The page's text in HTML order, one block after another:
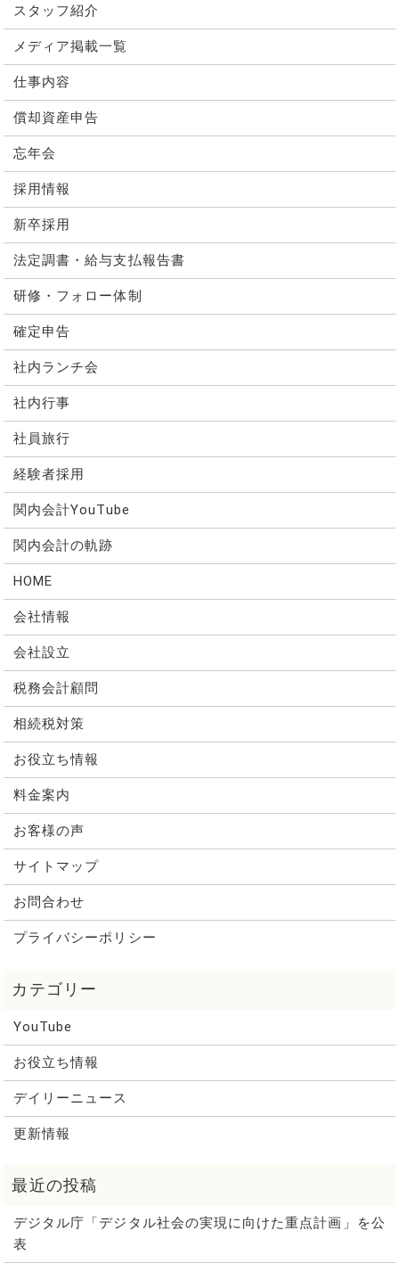
スタッフ紹介
メディア掲載一覧
仕事内容
償却資産申告
忘年会
採用情報
新卒採用
法定調書・給与支払報告書
研修・フォロー体制
確定申告
社内ランチ会
社内行事
社員旅行
経験者採用
関内会計YouTube
関内会計の軌跡
HOME
会社情報
会社設立
税務会計顧問
相続税対策
お役立ち情報
料金案内
お客様の声
サイトマップ
お問合わせ
プライバシーポリシー
YouTube
お役立ち情報
デイリーニュース
更新情報
デジタル庁「デジタル社会の実現に向けた重点計画」を公
表